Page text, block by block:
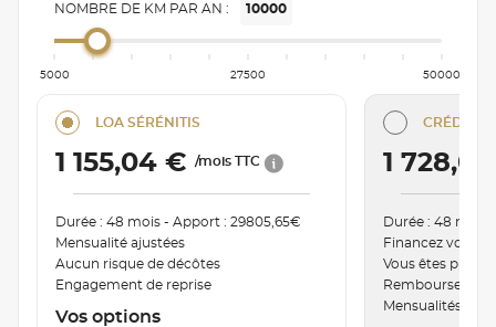
NOMBRE DE KM PAR AN : 10000
5000 27500 50000
LOA SÉRÉNITIS
1 155,04 €/mois TTC
Durée : 48 mois - Apport : 29805,65€
Mensualité ajustées
Aucun risque de décôtes
Engagement de reprise
Vos options
CRÉDIT
1
Durée : 48 mois
Financez votre
Vous êtes
Mensualités